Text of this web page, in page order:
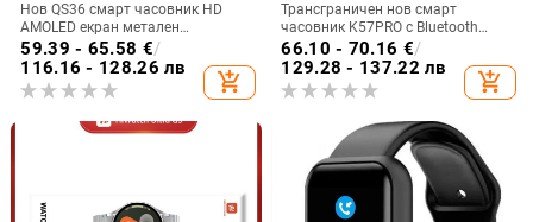
Нов QS36 смарт часовник HD
AMOLED екран метален
ултратънък спортен
здравословен пулс кръв
кислород Bluetooth разговори
59.39 - 65.58 €/
116.16 - 128.26 лв
add_shopping_cart
Трансграничен нов смарт
часовник K57PRO с Bluetooth
информация за повиквания,
интелигентна гривна, спортен
часовник, поколение
66.10 - 70.16 €/
129.28 - 137.22 лв
add_shopping_cart